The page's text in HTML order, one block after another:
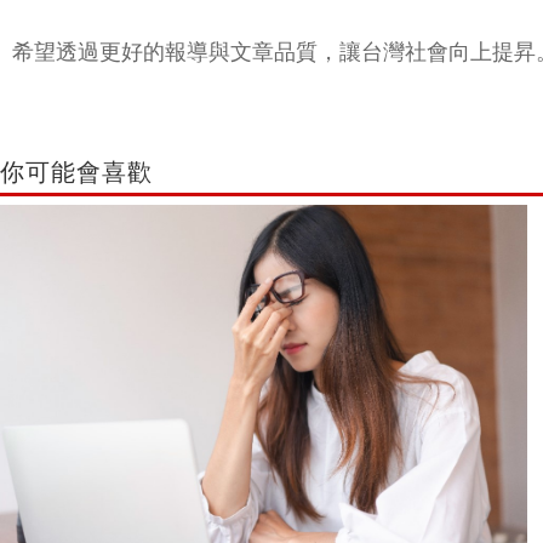
希望透過更好的報導與文章品質，讓台灣社會向上提昇
你可能會喜歡